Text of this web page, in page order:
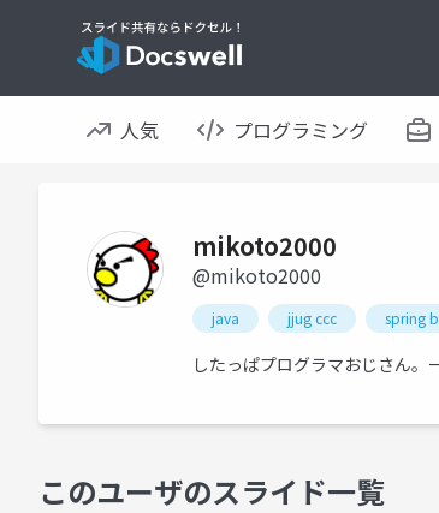
人気 プログラミング
mikoto2000
@mikoto2000
java jjug ccc spring
したっぱプログラマおじさん
このユーザのスライド一覧